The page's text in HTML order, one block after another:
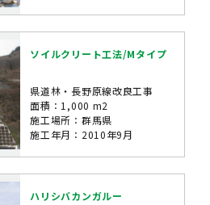
ソイルクリート工法/Mタイプ
県道林・長野原線改良工事
面積：1,000 m2
施工場所：群馬県
施工年月：2010年9月
ハリシバカンガルー